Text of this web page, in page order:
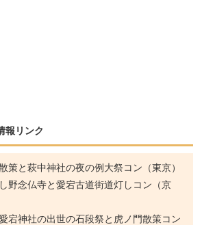
報リンク
策と萩中神社の夜の例大祭コン（東京）
野念仏寺と愛宕古道街道灯しコン（京
宕神社の出世の石段祭と虎ノ門散策コン